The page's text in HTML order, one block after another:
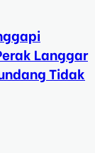
Langgar
Tidak